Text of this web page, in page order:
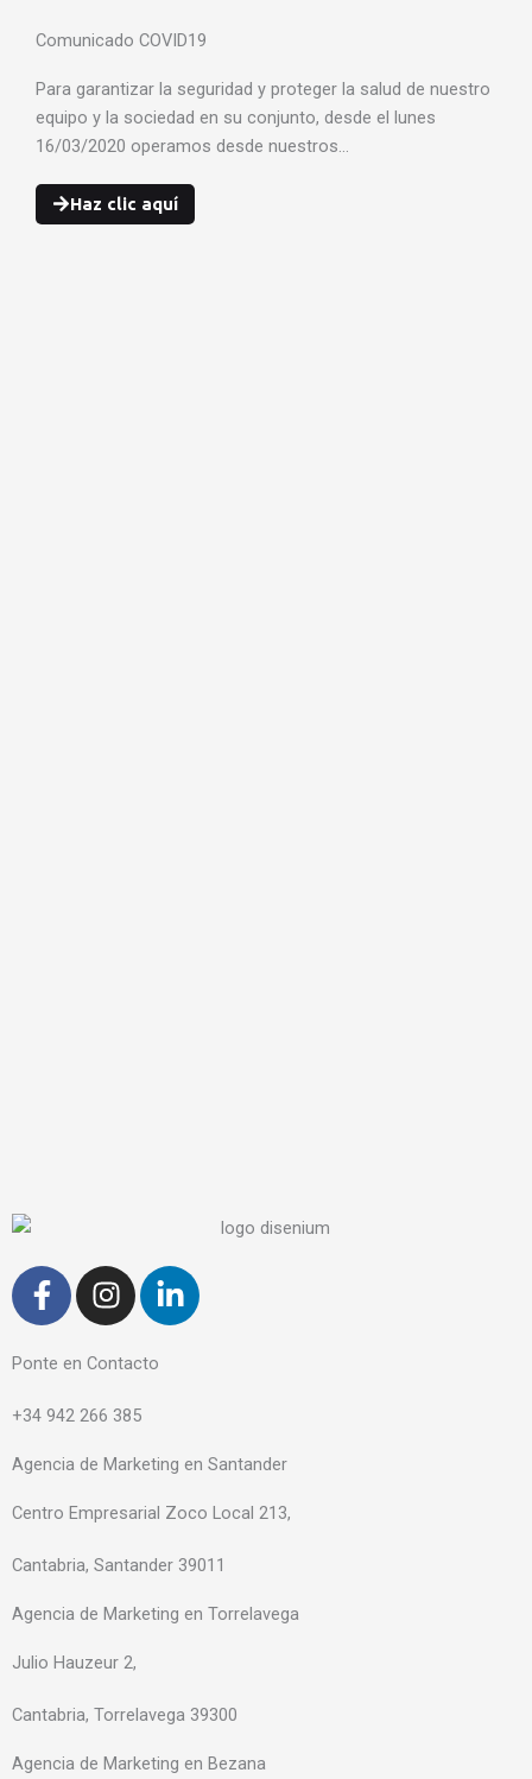
Comunicado COVID19
Para garantizar la seguridad y proteger la salud de nuestro
equipo y la sociedad en su conjunto, desde el lunes
16/03/2020 operamos desde nuestros…
Haz clic aquí
F
a
e
o
o
-
I
n
t
g
r
m
L
i
i
-
n
Ponte en Contacto
+34 942 266 385
Agencia de Marketing en Santander
Centro Empresarial Zoco Local 213,
Cantabria, Santander 39011
Agencia de Marketing en Torrelavega
Julio Hauzeur 2,
Cantabria, Torrelavega 39300
Agencia de Marketing en Bezana